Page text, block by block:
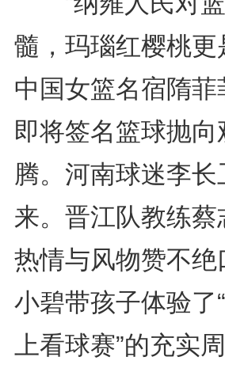
髓，玛瑙红樱桃更
中国女篮名宿隋
即将签名篮球抛
腾。河南球迷李
来。晋江队教练
热情与风物赞不
小碧带孩子体验了
上看球赛”的充实